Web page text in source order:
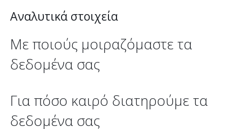
Αναλυτικά στοιχεία
Με ποιούς μοιραζόμαστε τα
δεδομένα σας
Για πόσο καιρό διατηρούμε τα
δεδομένα σας